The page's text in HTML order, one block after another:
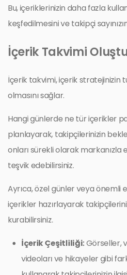
Bu, içeriklerinizin daha fazla
keşfedilmesini ve takipçi
İçerik Takvimi
İçerik takvimi, içerik stratejinizin
olmasını sağlar.
Hangi günlerde ne tür içerikler
planlayarak, takipçilerinizin
onları sürekli olarak
teşvik edebilirsiniz.
Ayrıca, özel günler veya önemli
içerikler hazırlayarak
kurabilirsiniz.
İçerik Çeşitliliği:Görseller,
videoları ve hikayeler gibi